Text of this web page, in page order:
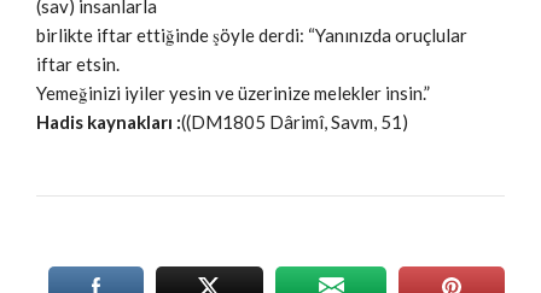
(sav) insanlarla
birlikte iftar ettiğinde şöyle derdi: “Yanınızda oruçlular
iftar etsin.
Yemeğinizi iyiler yesin ve üzerinize melekler insin.”
Hadis kaynakları :((DM1805 Dârimî, Savm, 51)